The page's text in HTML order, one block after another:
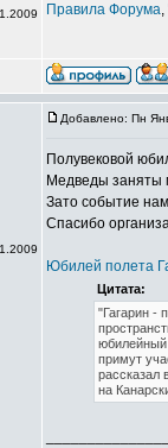
Правила Форума,
Добавлено: Пн
Полувековой
Медведы заняты
Зато событие
Спасибо
Юбилей полета
Цитата:
"Гагарин -
юбилейный
примут
рассказал
на